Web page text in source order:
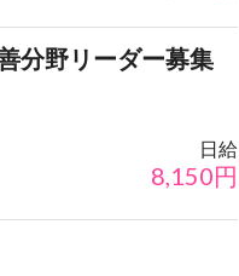
分野リーダー募集
日給
8,150円